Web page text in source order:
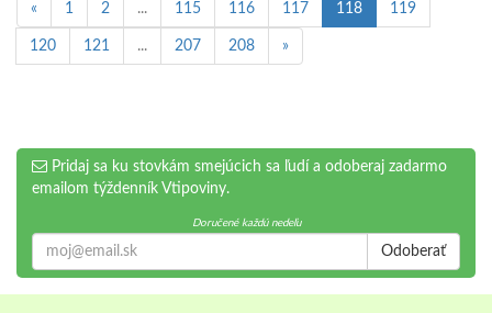
« 1 2 ... 115 116 117 118 119
120 121 ... 207 208 »
Pridaj sa ku stovkám smejúcich sa ľudí a odoberaj zadarmo
emailom týždenník Vtipoviny.
Doručené každú nedeľu
Odoberať